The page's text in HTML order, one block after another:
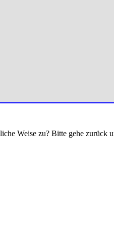
Weise zu? Bitte gehe zurück